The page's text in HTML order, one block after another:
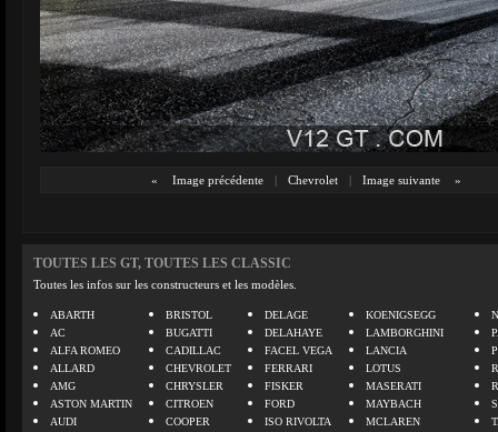
« Image précédente | Chevrolet | Image suivante »
TOUTES LES GT, TOUTES LES CLASSIC
Toutes les infos sur les constructeurs et les modèles.
ABARTH
AC
ALFA ROMEO
ALLARD
AMG
ASTON MARTIN
AUDI
BRISTOL
BUGATTI
CADILLAC
CHEVROLET
CHRYSLER
CITROEN
COOPER
DELAGE
DELAHAYE
FACEL VEGA
FERRARI
FISKER
FORD
ISO RIVOLTA
KOENIGSEGG
LAMBORGHINI
LANCIA
LOTUS
MASERATI
MAYBACH
MCLAREN